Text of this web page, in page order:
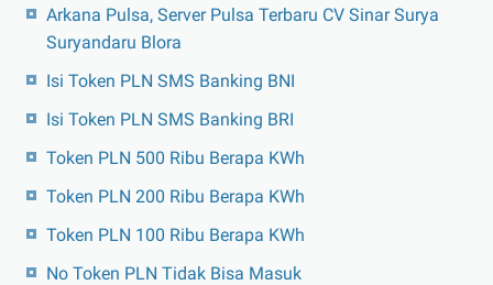
Arkana Pulsa, Server Pulsa Terbaru CV Sinar Surya
Suryandaru Blora
Isi Token PLN SMS Banking BNI
Isi Token PLN SMS Banking BRI
Token PLN 500 Ribu Berapa KWh
Token PLN 200 Ribu Berapa KWh
Token PLN 100 Ribu Berapa KWh
No Token PLN Tidak Bisa Masuk